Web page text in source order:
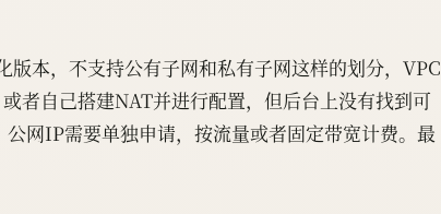
版本，不支持公有子网和私有子网这样的划分，VPC
者自己搭建NAT并进行配置，但后台上没有找到可
网IP需要单独申请，按流量或者固定带宽计费。最